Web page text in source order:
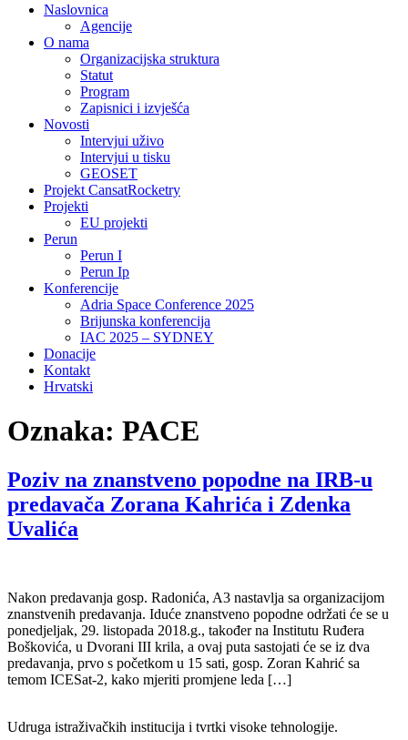
Naslovnica
Agencije
O nama
Organizacijska struktura
Statut
Program
Zapisnici i izvješća
Novosti
Intervjui uživo
Intervjui u tisku
GEOSET
Projekt CansatRocketry
Projekti
EU projekti
Perun
Perun I
Perun Ip
Konferencije
Adria Space Conference 2025
Brijunska konferencija
IAC 2025 – SYDNEY
Donacije
Kontakt
Hrvatski
Oznaka: PACE
Poziv na znanstveno popodne na IRB-u
predavača Zorana Kahrića i Zdenka
Uvalića
Nakon predavanja gosp. Radonića, A3 nastavlja sa organizacijom
znanstvenih predavanja. Iduće znanstveno popodne održati će se u
ponedjeljak, 29. listopada 2018.g., također na Institutu Ruđera
Boškovića, u Dvorani III krila, a ovaj puta sastojati će se iz dva
predavanja, prvo s početkom u 15 sati, gosp. Zoran Kahrić sa
temom ICESat-2, kako mjeriti promjene leda […]
Udruga istraživačkih institucija i tvrtki visoke tehnologije.